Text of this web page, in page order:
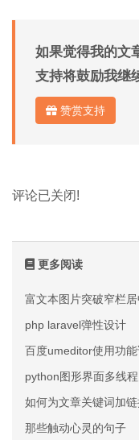
如果觉得我的文
支持将鼓励我继
赞赏支持
评论已关闭!
更多阅读
富文本图片突破窄栏
php laravel弹性设计
百度umeditor使用功能
python图形界面多线
如何为文章关键词加
那些触动心灵的句子